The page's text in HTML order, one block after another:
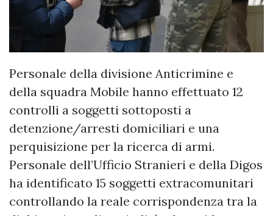
Personale della divisione Anticrimine e
della squadra Mobile hanno effettuato 12
controlli a soggetti sottoposti a
detenzione/arresti domiciliari e una
perquisizione per la ricerca di armi.
Personale dell’Ufficio Stranieri e della Digos
ha identificato 15 soggetti extracomunitari
controllando la reale corrispondenza tra la